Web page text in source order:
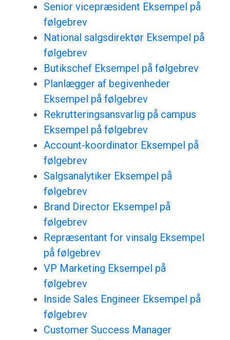
Senior vicepræsident Eksempel på
følgebrev
National salgsdirektør Eksempel på
følgebrev
Butikschef Eksempel på følgebrev
Planlægger af begivenheder
Eksempel på følgebrev
Rekrutteringsansvarlig på campus
Eksempel på følgebrev
Account-koordinator Eksempel på
følgebrev
Salgsanalytiker Eksempel på
følgebrev
Brand Director Eksempel på
følgebrev
Repræsentant for vinsalg Eksempel
på følgebrev
VP Marketing Eksempel på
følgebrev
Inside Sales Engineer Eksempel på
følgebrev
Customer Success Manager